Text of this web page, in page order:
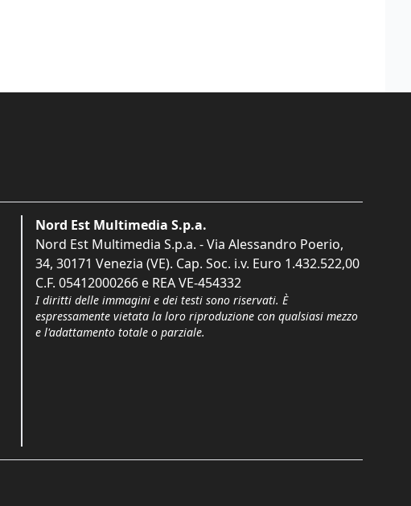
Nord Est Multimedia S.p.a.
Nord Est Multimedia S.p.a. - Via Alessandro Poerio,
34, 30171 Venezia (VE). Cap. Soc. i.v. Euro 1.432.522,00
C.F. 05412000266 e REA VE-454332
I diritti delle immagini e dei testi sono riservati. È
espressamente vietata la loro riproduzione con qualsiasi mezzo
e l'adattamento totale o parziale.